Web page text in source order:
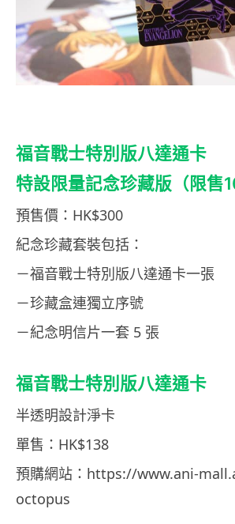
福音戰士特別版八達通卡
特設限量記念珍藏版（限售
預售價：HK$300
紀念珍藏套裝包括：
－福音戰士特別版八達通卡一張
－珍藏盒連獨立序號
－紀念明信片一套 5 張
福音戰士特別版八達通卡
半透明設計淨卡
單售：HK$138
預購網站：https://www.ani-
octopus